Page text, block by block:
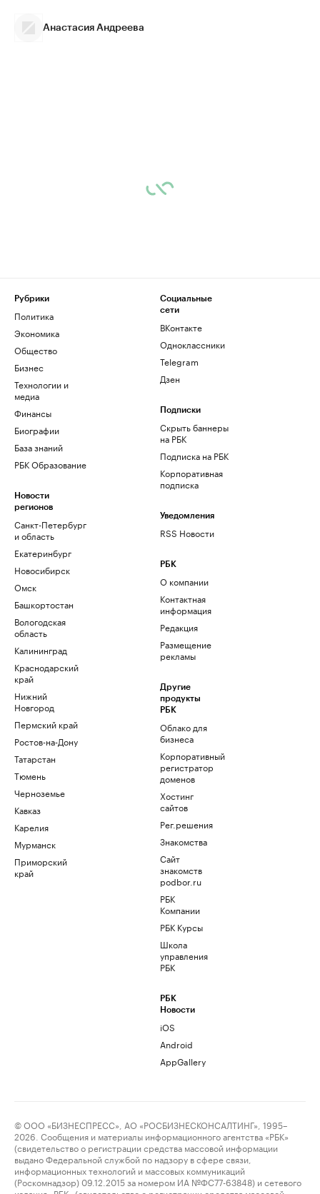
Анастасия Андреева
Рубрики
Политика
Экономика
Общество
Бизнес
Технологии и
медиа
Финансы
Биографии
База знаний
РБК Образование
Новости
регионов
Санкт-Петербург
и область
Екатеринбург
Новосибирск
Омск
Башкортостан
Вологодская
область
Калининград
Краснодарский
край
Нижний
Новгород
Пермский край
Ростов-на-Дону
Татарстан
Тюмень
Черноземье
Кавказ
Карелия
Мурманск
Приморский
край
Социальные
сети
ВКонтакте
Одноклассники
Telegram
Дзен
Подписки
Скрыть баннеры
на РБК
Подписка на РБК
Корпоративная
подписка
Уведомления
RSS Новости
РБК
О компании
Контактная
информация
Редакция
Размещение
рекламы
Другие
продукты
РБК
Облако для
бизнеса
Корпоративный
регистратор
доменов
Хостинг
сайтов
Рег.решения
Знакомства
Сайт
знакомств
podbor.ru
РБК
Компании
РБК Курсы
Школа
управления
РБК
РБК
Новости
iOS
Android
AppGallery
© ООО «БИЗНЕСПРЕСС», АО «РОСБИЗНЕСКОНСАЛТИНГ», 1995–
2026. Сообщения и материалы информационного агентства «РБК»
(свидетельство о регистрации средства массовой информации
выдано Федеральной службой по надзору в сфере связи,
информационных технологий и массовых коммуникаций
(Роскомнадзор) 09.12.2015 за номером ИА №ФС77-63848) и сетевого